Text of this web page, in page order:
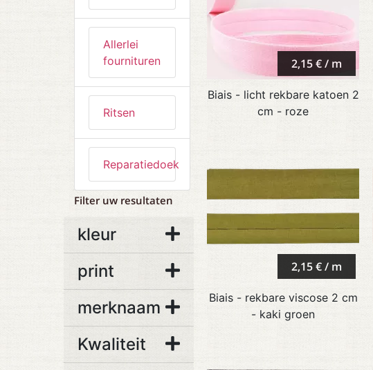
Allerlei
fournituren
Ritsen
Reparatiedoek
Filter uw resultaten
kleur
print
merknaam
Kwaliteit
2,15 € / m
Biais - licht rekbare katoen 2
cm - roze
2,15 € / m
Biais - rekbare viscose 2 cm
- kaki groen